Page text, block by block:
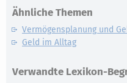
Ähnliche Themen
Vermögensplanung und
Geld im Alltag
Verwandte Lexikon-